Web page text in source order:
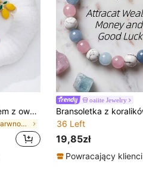
Bransoletka z wisiorkiem z owoców, ręcznie tkana, dla kobiet, z cytryną, palmą i kokardką – dodatek w stylu boho na letnie wakacje
w Wielobarwność Bransoletki łańcuszkowe damskie
oaiite Jewelry
36 Left
19,85zł
Powracający klienci